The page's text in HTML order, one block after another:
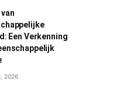
Een Verkenning
2026